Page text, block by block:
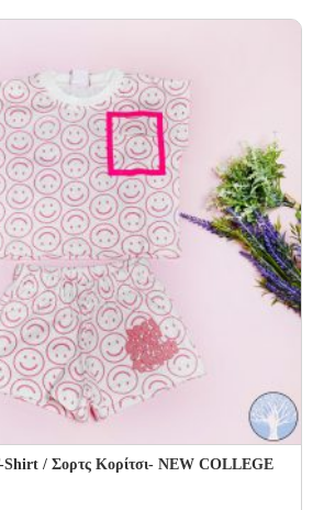
Shirt / Σορτς Κορίτσι- NEW COLLEGE